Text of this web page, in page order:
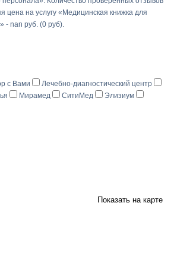
цена на услугу «Медицинская книжка для
- nan руб. (0 руб).
с Вами
Лечебно-диагностический центр
Мирамед СитиМед
Элизиум
Показать на карте